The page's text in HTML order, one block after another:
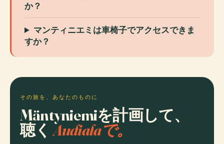
か？
マンティニエミは車椅子でアクセスできま
すか？
その旅を、あなたのものに
Mäntyniemiを計画して、
聴くAudialaで。